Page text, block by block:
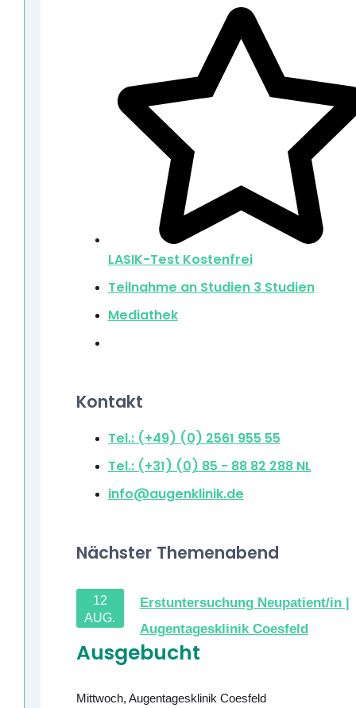
LASIK-Test Kostenfrei
Teilnahme an Studien 3 Studien
Mediathek
Kontakt
Tel.: (+49) (0) 2561 955 55
Tel.: (+31) (0) 85 - 88 82 288 NL
info@augenklinik.de
Nächster Themenabend
12
AUG.
Erstuntersuchung Neupatient/in |
Augentagesklinik Coesfeld
Ausgebucht
Mittwoch, Augentagesklinik Coesfeld